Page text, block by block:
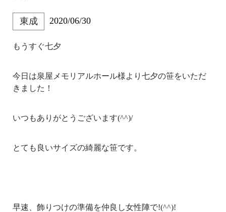
東成 2020/06/30
もうすぐ七夕
今日は泉屋メモリアルホール様より七夕の笹をいただ
きました！
いつもありがとうございます(^^)/
とても良いサイズの綺麗な笹です。
早速、飾りつけの準備を仲良し女性陣で!(^^)!